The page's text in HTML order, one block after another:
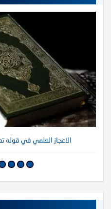
الاعجاز العلمي في قوله